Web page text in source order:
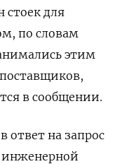
стоек для
по словам
этим
в сообщении.
ответ на запрос
инженерной